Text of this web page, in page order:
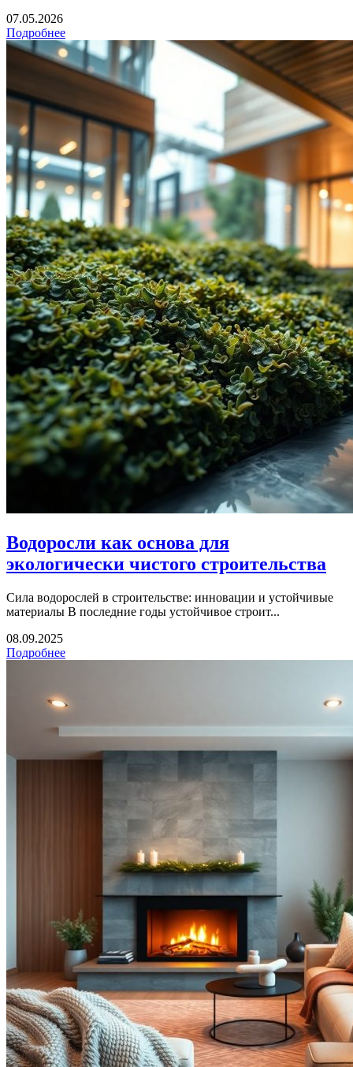
07.05.2026
Подробнее
Водоросли как основа для
экологически чистого строительства
Сила водорослей в строительстве: инновации и устойчивые
материалы В последние годы устойчивое строит...
08.09.2025
Подробнее